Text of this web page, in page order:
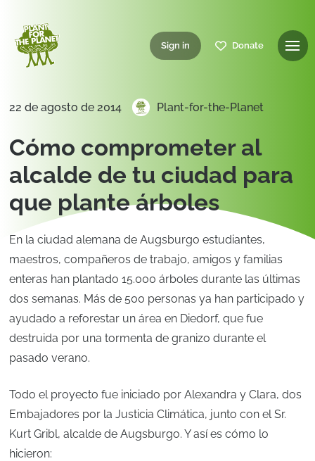
Sign in Donate
22 de agosto de 2014 Plant-for-the-Planet
Cómo comprometer al
alcalde de tu ciudad para
que plante árboles
En la ciudad alemana de Augsburgo estudiantes,
maestros, compañeros de trabajo, amigos y familias
enteras han plantado 15.000 árboles durante las últimas
dos semanas. Más de 500 personas ya han participado y
ayudado a reforestar un área en Diedorf, que fue
destruida por una tormenta de granizo durante el
pasado verano.
Todo el proyecto fue iniciado por Alexandra y Clara, dos
Embajadores por la Justicia Climática, junto con el Sr.
Kurt Gribl, alcalde de Augsburgo. Y así es cómo lo
hicieron: